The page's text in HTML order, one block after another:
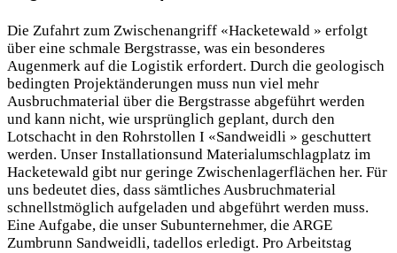
Die Zufahrt zum Zwischenangriff «Hacketewald » erfolgt
über eine schmale Bergstrasse, was ein besonderes
Augenmerk auf die Logistik erfordert. Durch die geologisch
bedingten Projektänderungen muss nun viel mehr
Ausbruchmaterial über die Bergstrasse abgeführt werden
und kann nicht, wie ursprünglich geplant, durch den
Lotschacht in den Rohrstollen I «Sandweidli » geschuttert
werden. Unser Installationsund Materialumschlagplatz im
Hacketewald gibt nur geringe Zwischenlagerflächen her. Für
uns bedeutet dies, dass sämtliches Ausbruchmaterial
schnellstmöglich aufgeladen und abgeführt werden muss.
Eine Aufgabe, die unser Subunternehmer, die ARGE
Zumbrunn Sandweidli, tadellos erledigt. Pro Arbeitstag